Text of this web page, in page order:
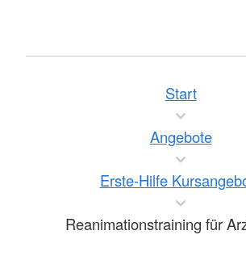
Start
Angebote
Erste-Hilfe
Reanimationstraining für